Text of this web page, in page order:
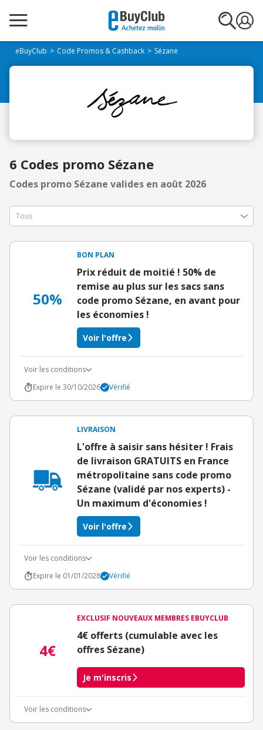
eBuyClub Code Promos & Cashback Sézane
6 Codes promo Sézane
Codes promo Sézane valides en août 2026
50%
BON PLAN
Prix réduit de moitié ! 50% de
remise au plus sur les sacs sans
code promo Sézane, en avant pour
les économies !
Voir l'offre
Voir les conditions
Expire le 30/10/2026
Vérifié
LIVRAISON
L'offre à saisir sans hésiter ! Frais
de livraison GRATUITS en France
métropolitaine sans code promo
Sézane (validé par nos experts) -
Un maximum d'économies !
Voir l'offre
Voir les conditions
Expire le 01/01/2028
Vérifié
4€
EXCLUSIF NOUVEAUX MEMBRES EBUYCLUB
4€ offerts (cumulable avec les
offres Sézane)
Je m'inscris
Voir les conditions